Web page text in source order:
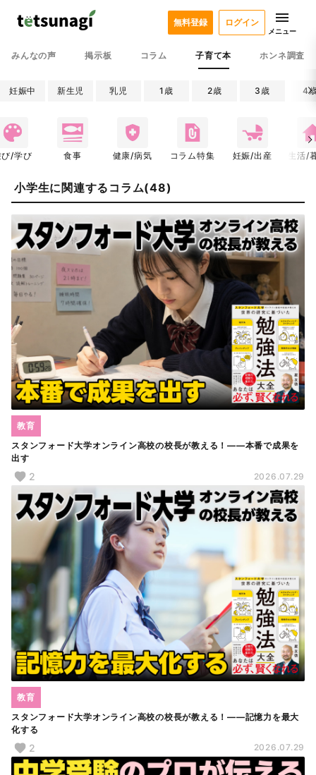
みんなの声 掲示板 コラム 子育て本 ホンネ調査
無料登録 ログイン
メニュー
妊娠中 新生児 乳児 1歳 2歳 3歳 4
び/学び 食事 健康/病気 コラム特集 妊娠/出産 生活/
小学生に関連するコラム(48)
スタンフォード大学オンライン高校の校長が教える！――本番で成果を
出す
教育
2 2026.07.29
スタンフォード大学オンライン高校の校長が教える！――記憶力を最大
化する
教育
2 2026.07.29